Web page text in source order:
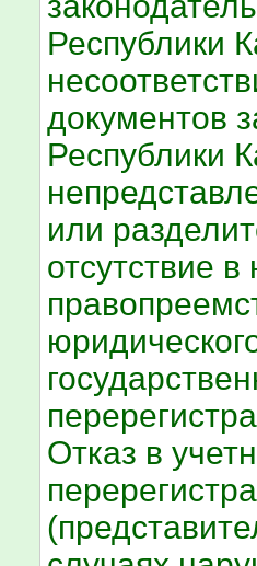
Республики
документов
Республики
или
отсутствие
Отказ в